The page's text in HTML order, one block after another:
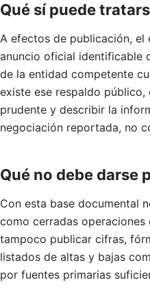
Qué sí puede
A efectos de publicación, el
anuncio oficial identificable
de la entidad competente
existe ese respaldo público,
prudente y describir la
negociación reportada, no
Qué no debe darse
Con esta base documental
como cerradas
tampoco publicar cifras,
listados de altas y bajas
por fuentes primarias